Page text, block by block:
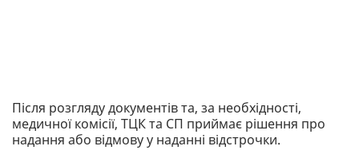
Після розгляду документів та, за необхідності,
медичної комісії, ТЦК та СП приймає рішення про
надання або відмову у наданні відстрочки.